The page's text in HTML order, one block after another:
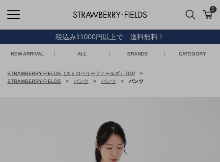
STRAWBERRY-FIELDS
検索 カ
0
税込み11000円以上で 送料無料！
NEW ARRIVAL ALL BRANDS CATEGORY
STRAWBERRY-FIELDS（ストロベリーフィールズ）TOP
STRAWBERRY-FIELDS
パンツ パンツ パンツ